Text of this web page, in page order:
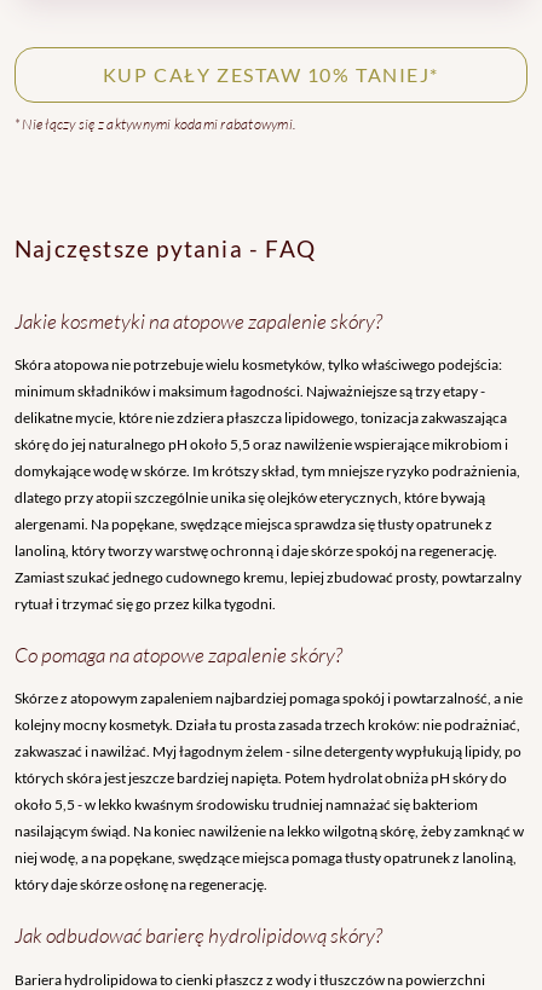
KUP CAŁY ZESTAW 10% TANIEJ*
* Nie łączy się z aktywnymi kodami rabatowymi.
Najczęstsze pytania - FAQ
Jakie kosmetyki na atopowe zapalenie skóry?
Skóra atopowa nie potrzebuje wielu kosmetyków, tylko właściwego podejścia:
minimum składników i maksimum łagodności. Najważniejsze są trzy etapy -
delikatne mycie, które nie zdziera płaszcza lipidowego, tonizacja zakwaszająca
skórę do jej naturalnego pH około 5,5 oraz nawilżenie wspierające mikrobiom i
domykające wodę w skórze. Im krótszy skład, tym mniejsze ryzyko podrażnienia,
dlatego przy atopii szczególnie unika się olejków eterycznych, które bywają
alergenami. Na popękane, swędzące miejsca sprawdza się tłusty opatrunek z
lanoliną, który tworzy warstwę ochronną i daje skórze spokój na regenerację.
Zamiast szukać jednego cudownego kremu, lepiej zbudować prosty, powtarzalny
rytuał i trzymać się go przez kilka tygodni.
Co pomaga na atopowe zapalenie skóry?
Skórze z atopowym zapaleniem najbardziej pomaga spokój i powtarzalność, a nie
kolejny mocny kosmetyk. Działa tu prosta zasada trzech kroków: nie podrażniać,
zakwaszać i nawilżać. Myj łagodnym żelem - silne detergenty wypłukują lipidy, po
których skóra jest jeszcze bardziej napięta. Potem hydrolat obniża pH skóry do
około 5,5 - w lekko kwaśnym środowisku trudniej namnażać się bakteriom
nasilającym świąd. Na koniec nawilżenie na lekko wilgotną skórę, żeby zamknąć w
niej wodę, a na popękane, swędzące miejsca pomaga tłusty opatrunek z lanoliną,
który daje skórze osłonę na regenerację.
Jak odbudować barierę hydrolipidową skóry?
Bariera hydrolipidowa to cienki płaszcz z wody i tłuszczów na powierzchni